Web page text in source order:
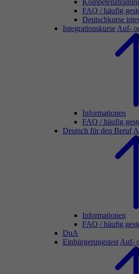
FAQ / häufig
Deutschkurse
Integrationskurse Auf-
Informationen
FAQ / häufig
Deutsch für den Beruf
Informationen
FAQ / häufig
DuA
Einbürgerungstest Auf-